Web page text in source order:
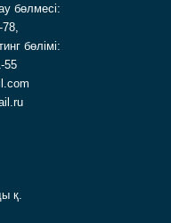
бөлмесі:
бөлімі:
55
қ.